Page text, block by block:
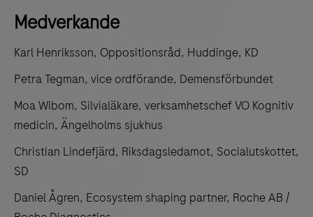
Medverkande
Karl Henriksson, Oppositionsråd, Huddinge, KD
Petra Tegman, vice ordförande, Demensförbundet
Moa Wibom, Silvialäkare, verksamhetschef VO Kognitiv
medicin, Ängelholms sjukhus
Christian Lindefjärd, Riksdagsledamot, Socialutskottet,
SD
Daniel Ågren, Ecosystem shaping partner, Roche AB /